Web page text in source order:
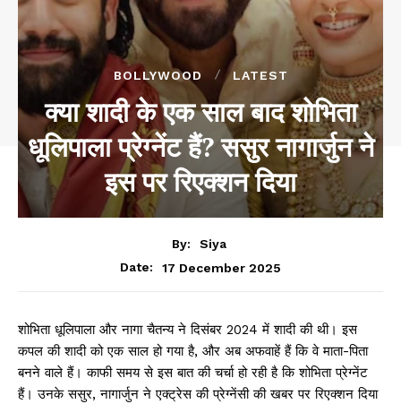
BOLLYWOOD LATEST
क्या शादी के एक साल बाद शोभिता
धूलिपाला प्रेग्नेंट हैं? ससुर नागार्जुन ने
इस पर रिएक्शन दिया
By:
Siya
Date:
17 December 2025
शोभिता धूलिपाला और नागा चैतन्य ने दिसंबर 2024 में शादी की थी। इस
कपल की शादी को एक साल हो गया है, और अब अफवाहें हैं कि वे माता-पिता
बनने वाले हैं। काफी समय से इस बात की चर्चा हो रही है कि शोभिता प्रेग्नेंट
हैं। उनके ससुर, नागार्जुन ने एक्ट्रेस की प्रेग्नेंसी की खबर पर रिएक्शन दिया